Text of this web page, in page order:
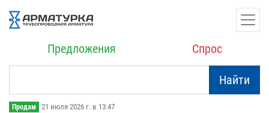
Предложения Спрос
Найти
Продам 21 июля 2026 г. в 13:47